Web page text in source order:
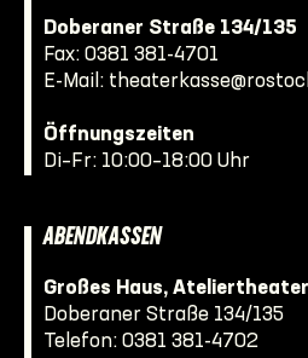
Doberaner Straße 134/135
Fax: 0381 381-4701
E-Mail:
Öffnungszeiten
Di–Fr: 10:00–18:00 Uhr
ABENDKASSEN
Großes Haus, Ateliertheater
Doberaner Straße 134/135
Telefon: 0381 381-4702